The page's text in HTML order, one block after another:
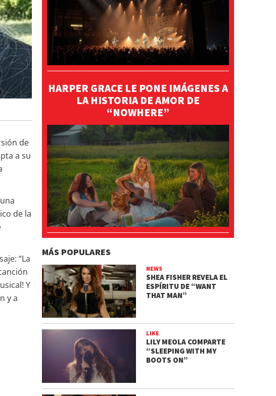
de
a su
de la
“La
Y
y a
HARPER GRACE LE PONE IMÁGENES A
LA HISTORIA DE AMOR DE
“NOWHERE”
MÁS POPULARES
NEWS
SHEA FISHER REVELA EL
ESPÍRITU DE “WANT
THAT MAN”
LIKE
LILY MEOLA COMPARTE
“SLEEPING WITH MY
BOOTS ON”